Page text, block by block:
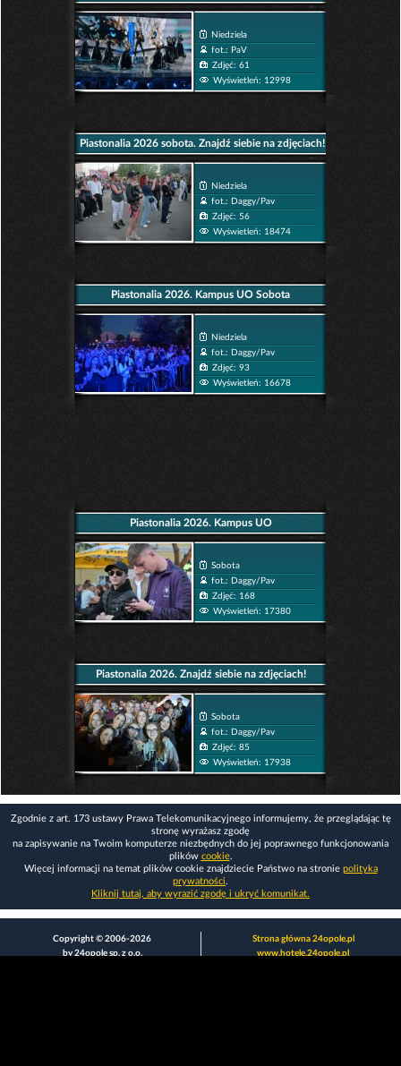
Niedziela
fot.: PaV
Zdjęć: 61
Wyświetleń: 12998
Piastonalia 2026 sobota. Znajdź siebie na zdjęciach!
Niedziela
fot.: Daggy/Pav
Zdjęć: 56
Wyświetleń: 18474
Piastonalia 2026. Kampus UO Sobota
Niedziela
fot.: Daggy/Pav
Zdjęć: 93
Wyświetleń: 16678
Piastonalia 2026. Kampus UO
Sobota
fot.: Daggy/Pav
Zdjęć: 168
Wyświetleń: 17380
Piastonalia 2026. Znajdź siebie na zdjęciach!
Sobota
fot.: Daggy/Pav
Zdjęć: 85
Wyświetleń: 17938
Zgodnie z art. 173 ustawy Prawa Telekomunikacyjnego informujemy, że przeglądając tę
stronę wyrażasz zgodę
na zapisywanie na Twoim komputerze niezbędnych do jej poprawnego funkcjonowania
plików cookie.
Więcej informacji na temat plików cookie znajdziecie Państwo na stronie polityka
prywatności.
Kliknij tutaj, aby wyrazić zgodę i ukryć komunikat.
Copyright © 2006-2026
by 24opole sp. z o.o.
Strona główna 24opole.pl
www.hotele.24opole.pl